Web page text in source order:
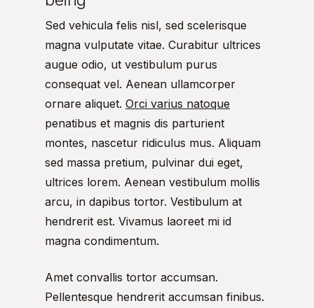
Sed vehicula felis nisl, sed scelerisque
magna vulputate vitae. Curabitur ultrices
augue odio, ut vestibulum purus
consequat vel. Aenean ullamcorper
ornare aliquet. Orci varius natoque
penatibus et magnis dis parturient
montes, nascetur ridiculus mus. Aliquam
sed massa pretium, pulvinar dui eget,
ultrices lorem. Aenean vestibulum mollis
arcu, in dapibus tortor. Vestibulum at
hendrerit est. Vivamus laoreet mi id
magna condimentum.
Amet convallis tortor accumsan.
Pellentesque hendrerit accumsan finibus.